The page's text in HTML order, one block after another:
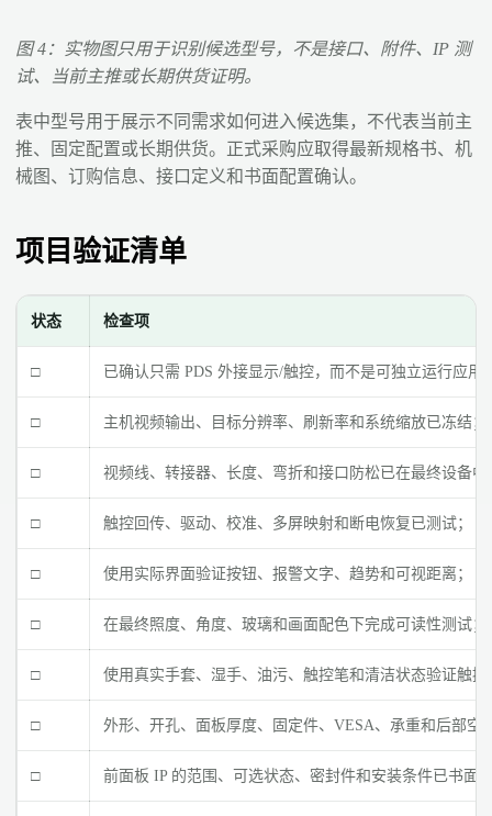
图 4：实物图只用于识别候选型号，不是接口、附件、IP 测
试、当前主推或长期供货证明。
表中型号用于展示不同需求如何进入候选集，不代表当前主
推、固定配置或长期供货。正式采购应取得最新规格书、机
械图、订购信息、接口定义和书面配置确认。
项目验证清单
状态 检查项
□ 已确认只需 PDS 外接显示/触控，而不是可独立运行应用
□ 主机视频输出、目标分辨率、刷新率和系统缩放已冻结；
□ 视频线、转接器、长度、弯折和接口防松已在最终设备中
□ 触控回传、驱动、校准、多屏映射和断电恢复已测试；
□ 使用实际界面验证按钮、报警文字、趋势和可视距离；
□ 在最终照度、角度、玻璃和画面配色下完成可读性测试；
□ 使用真实手套、湿手、油污、触控笔和清洁状态验证触控
□ 外形、开孔、面板厚度、固定件、VESA、承重和后部空
□ 前面板 IP 的范围、可选状态、密封件和安装条件已书面